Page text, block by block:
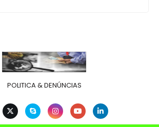
POLITICA & DENÚNCIAS